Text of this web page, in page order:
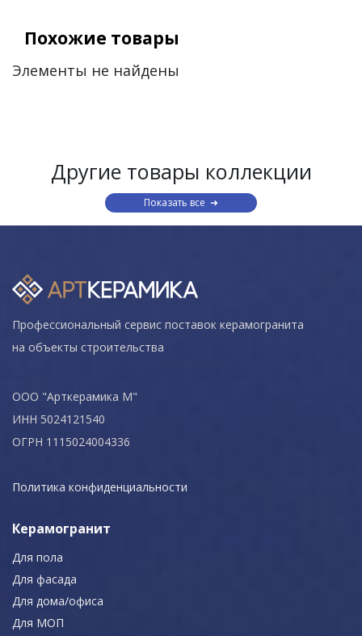
Похожие товары
Элементы не найдены
Другие товары коллекции
Показать все
Профессиональный сервис поставок керамогранита
на объекты строительства
ООО "Арткерамика М"
ИНН 5024121540
ОГРН 1115024004336
Политика конфиденциальности
Керамогранит
Для пола
Для фасада
Для дома/офиса
Для МОП